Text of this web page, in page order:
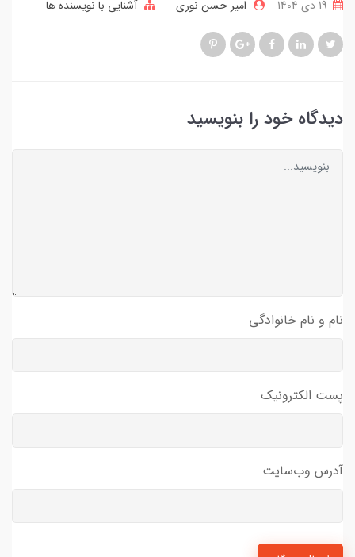
امیر حسن نوری آشنایی با نویسنده ها
دیدگاه خود را بنویسید
نام و نام خانوادگی
پست الکترونیک
آدرس وب‌سایت